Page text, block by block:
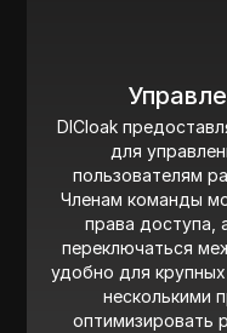
DICloak
для
пользователям
Членам команды
права доступа,
переключаться
удобно для
несколькими
оптимизировать